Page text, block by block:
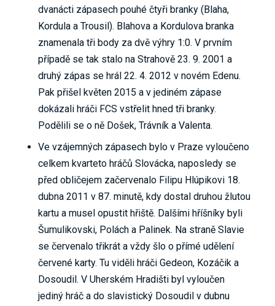
dvanácti zápasech pouhé čtyři branky (Blaha,
Kordula a Trousil). Blahova a Kordulova branka
znamenala tři body za dvě výhry 1:0. V prvním
případě se tak stalo na Strahově 23. 9. 2001 a
druhý zápas se hrál 22. 4. 2012 v novém Edenu.
Pak přišel květen 2015 a v jediném zápase
dokázali hráči FCS vstřelit hned tři branky.
Podělili se o ně Došek, Trávník a Valenta.
Ve vzájemných zápasech bylo v Praze vyloučeno
celkem kvarteto hráčů Slovácka, naposledy se
před obličejem začervenalo Filipu Hlúpikovi 18.
dubna 2011 v 87. minutě, kdy dostal druhou žlutou
kartu a musel opustit hřiště. Dalšími hříšníky byli
Šumulikovski, Polách a Palinek. Na straně Slavie
se červenalo třikrát a vždy šlo o přímé udělení
červené karty. Tu viděli hráči Gedeon, Kozáčik a
Dosoudil. V Uherském Hradišti byl vyloučen
jediný hráč a do slavistický Dosoudil v dubnu